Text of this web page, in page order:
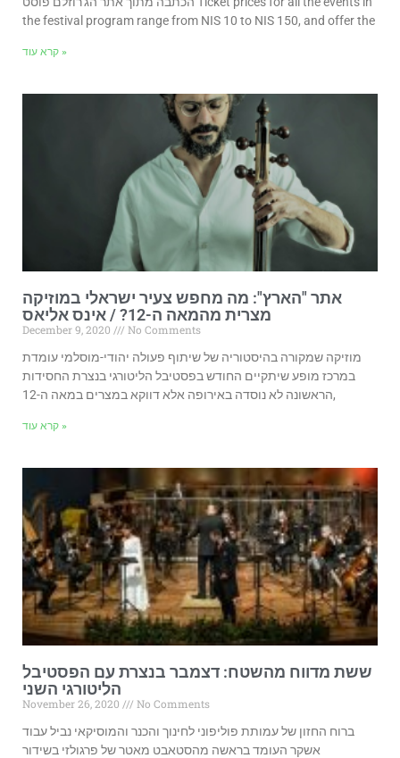
the festival program range from NIS 10 to NIS 150, and offer the
קרא עוד »
אתר "הארץ": מה מחפש צעיר ישראלי במוזיקה
מצרית מהמאה ה-12? / אינס אליאס
December 9, 2020
No Comments
מוזיקה שמקורה בהיסטוריה של שיתוף פעולה יהודי-מוסלמי עומדת
במרכז מופע שיתקיים החודש בפסטיבל הליטורגי בנצרת החסידות
הראשונה לא נוסדה באירופה אלא דווקא במצרים במאה ה-12,
קרא עוד »
ששת מדווח מהשטח: דצמבר בנצרת עם הפסטיבל
הליטורגי השני
November 26, 2020
No Comments
ברוח החזון של עמותת פוליפוני לחינוך והכנר והמוסיקאי נביל עבוד
אשקר העומד בראשה מהסטאבט מאטר של פרגולזי בשידור